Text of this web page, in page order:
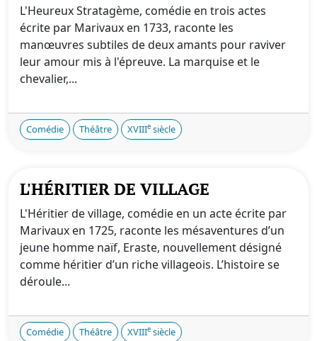
L'Heureux Stratagème, comédie en trois actes
écrite par Marivaux en 1733, raconte les
manœuvres subtiles de deux amants pour raviver
leur amour mis à l'épreuve. La marquise et le
chevalier,...
Comédie Théâtre XVIIIe siècle
L'HÉRITIER DE VILLAGE
L'Héritier de village, comédie en un acte écrite par
Marivaux en 1725, raconte les mésaventures d’un
jeune homme naïf, Eraste, nouvellement désigné
comme héritier d’un riche villageois. L’histoire se
déroule...
Comédie Théâtre XVIIIe siècle